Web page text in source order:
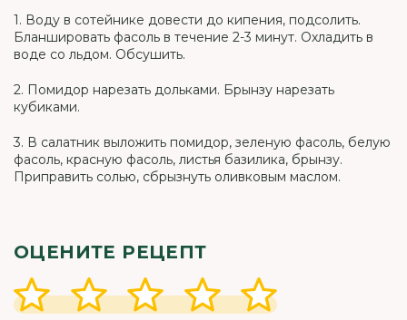
1. Воду в сотейнике довести до кипения, подсолить.
Бланшировать фасоль в течение 2-3 минут. Охладить в
воде со льдом. Обсушить.
2. Помидор нарезать дольками. Брынзу нарезать
кубиками.
3. В салатник выложить помидор, зеленую фасоль, белую
фасоль, красную фасоль, листья базилика, брынзу.
Приправить солью, сбрызнуть оливковым маслом.
ОЦЕНИТЕ РЕЦЕПТ